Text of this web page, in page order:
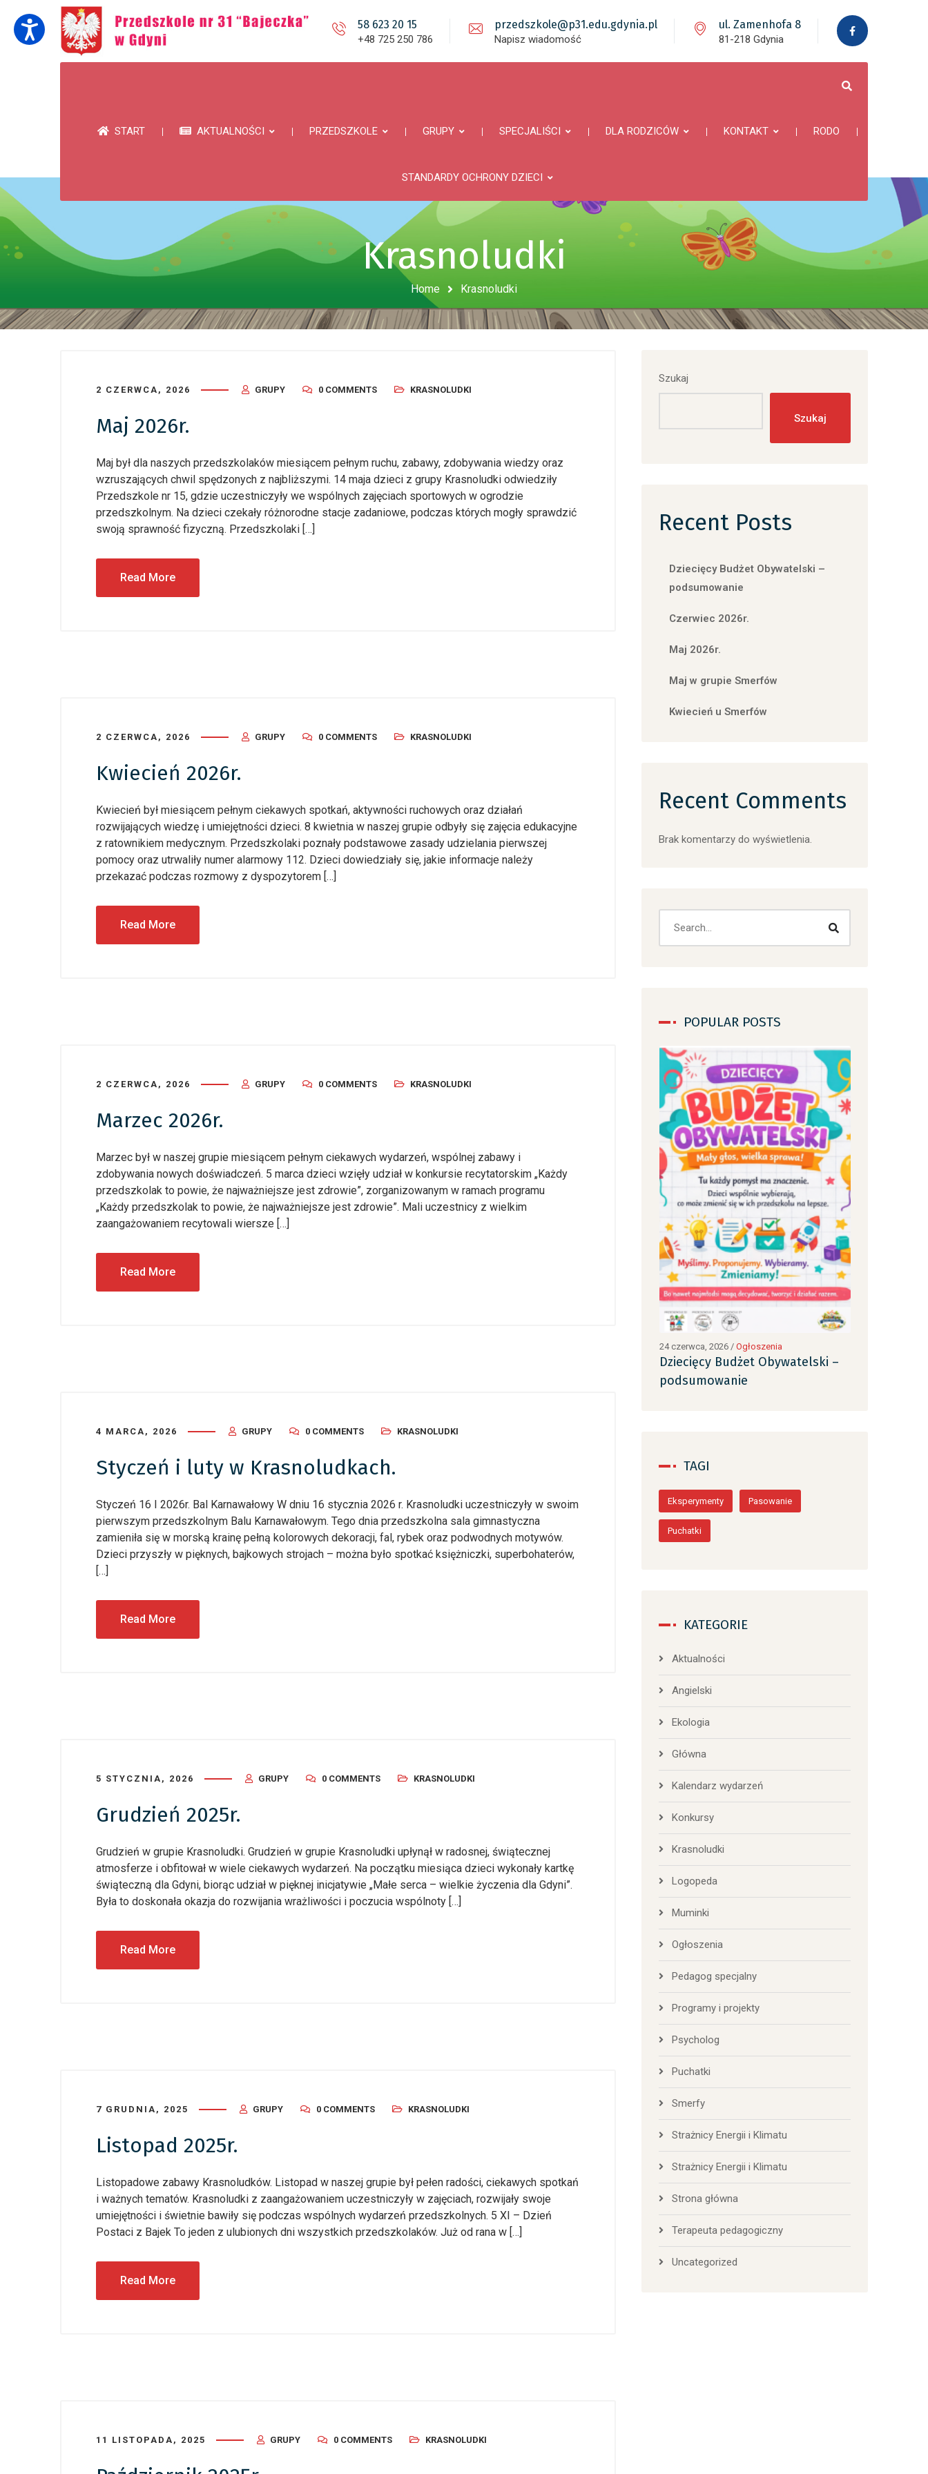
58 623 20 15
+48 725 250 786
przedszkole@p31.edu.gdynia.pl
Napisz wiadomość
ul. Zamenhofa 8
81-218 Gdynia
START AKTUALNOŚCI PRZEDSZKOLE GRUPY SPECJALIŚCI DLA RODZICÓW KONTAKT RODO
STANDARDY OCHRONY DZIECI
Krasnoludki
Home Krasnoludki
2 CZERWCA, 2026 GRUPY 0 COMMENTS KRASNOLUDKI
Maj 2026r.
Maj był dla naszych przedszkolaków miesiącem pełnym ruchu, zabawy, zdobywania wiedzy oraz
wzruszających chwil spędzonych z najbliższymi. 14 maja dzieci z grupy Krasnoludki odwiedziły
Przedszkole nr 15, gdzie uczestniczyły we wspólnych zajęciach sportowych w ogrodzie
przedszkolnym. Na dzieci czekały różnorodne stacje zadaniowe, podczas których mogły sprawdzić
swoją sprawność fizyczną. Przedszkolaki […]
Read More
2 CZERWCA, 2026 GRUPY 0 COMMENTS KRASNOLUDKI
Kwiecień 2026r.
Kwiecień był miesiącem pełnym ciekawych spotkań, aktywności ruchowych oraz działań
rozwijających wiedzę i umiejętności dzieci. 8 kwietnia w naszej grupie odbyły się zajęcia edukacyjne
z ratownikiem medycznym. Przedszkolaki poznały podstawowe zasady udzielania pierwszej
pomocy oraz utrwaliły numer alarmowy 112. Dzieci dowiedziały się, jakie informacje należy
przekazać podczas rozmowy z dyspozytorem […]
Read More
2 CZERWCA, 2026 GRUPY 0 COMMENTS KRASNOLUDKI
Marzec 2026r.
Marzec był w naszej grupie miesiącem pełnym ciekawych wydarzeń, wspólnej zabawy i
zdobywania nowych doświadczeń. 5 marca dzieci wzięły udział w konkursie recytatorskim „Każdy
przedszkolak to powie, że najważniejsze jest zdrowie”, zorganizowanym w ramach programu
„Każdy przedszkolak to powie, że najważniejsze jest zdrowie”. Mali uczestnicy z wielkim
zaangażowaniem recytowali wiersze […]
Read More
4 MARCA, 2026 GRUPY 0 COMMENTS KRASNOLUDKI
Styczeń i luty w Krasnoludkach.
Styczeń 16 I 2026r. Bal Karnawałowy W dniu 16 stycznia 2026 r. Krasnoludki uczestniczyły w swoim
pierwszym przedszkolnym Balu Karnawałowym. Tego dnia przedszkolna sala gimnastyczna
zamieniła się w morską krainę pełną kolorowych dekoracji, fal, rybek oraz podwodnych motywów.
Dzieci przyszły w pięknych, bajkowych strojach – można było spotkać księżniczki, superbohaterów,
[…]
Read More
5 STYCZNIA, 2026 GRUPY 0 COMMENTS KRASNOLUDKI
Grudzień 2025r.
Grudzień w grupie Krasnoludki. Grudzień w grupie Krasnoludki upłynął w radosnej, świątecznej
atmosferze i obfitował w wiele ciekawych wydarzeń. Na początku miesiąca dzieci wykonały kartkę
świąteczną dla Gdyni, biorąc udział w pięknej inicjatywie „Małe serca – wielkie życzenia dla Gdyni”.
Była to doskonała okazja do rozwijania wrażliwości i poczucia wspólnoty […]
Read More
7 GRUDNIA, 2025 GRUPY 0 COMMENTS KRASNOLUDKI
Listopad 2025r.
Listopadowe zabawy Krasnoludków. Listopad w naszej grupie był pełen radości, ciekawych spotkań
i ważnych tematów. Krasnoludki z zaangażowaniem uczestniczyły w zajęciach, rozwijały swoje
umiejętności i świetnie bawiły się podczas wspólnych wydarzeń przedszkolnych. 5 XI – Dzień
Postaci z Bajek To jeden z ulubionych dni wszystkich przedszkolaków. Już od rana w […]
Read More
11 LISTOPADA, 2025 GRUPY 0 COMMENTS KRASNOLUDKI
Szukaj
Szukaj
Recent Posts
Dziecięcy Budżet Obywatelski –
podsumowanie
Czerwiec 2026r.
Maj 2026r.
Maj w grupie Smerfów
Kwiecień u Smerfów
Recent Comments
Brak komentarzy do wyświetlenia.
POPULAR POSTS
24 czerwca, 2026/ Ogłoszenia
Dziecięcy Budżet Obywatelski –
podsumowanie
TAGI
Eksperymenty Pasowanie
Puchatki
KATEGORIE
Aktualności
Angielski
Ekologia
Główna
Kalendarz wydarzeń
Konkursy
Krasnoludki
Logopeda
Muminki
Ogłoszenia
Pedagog specjalny
Programy i projekty
Psycholog
Puchatki
Smerfy
Strażnicy Energii i Klimatu
Strażnicy Energii i Klimatu
Strona główna
Terapeuta pedagogiczny
Uncategorized